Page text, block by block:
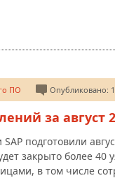
ПО Опубликовано:
за август
подготовили
закрыто более
в том числе